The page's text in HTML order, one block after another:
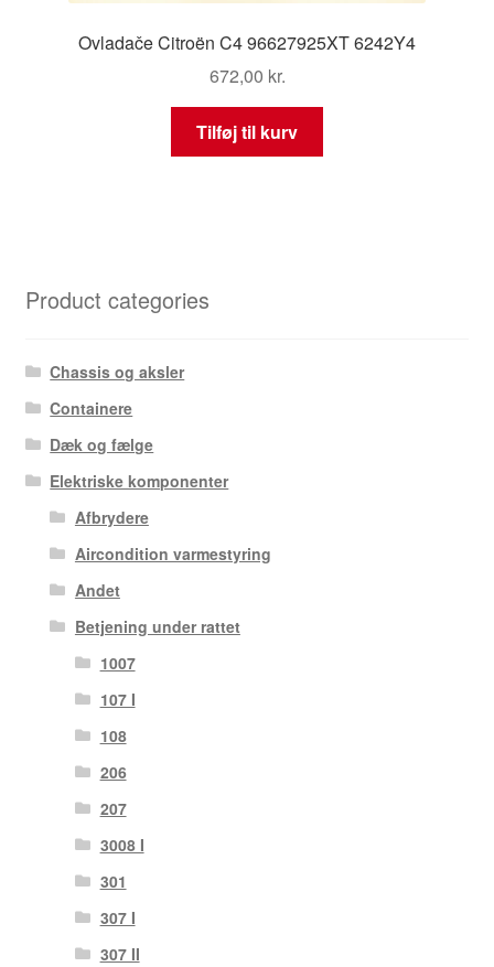
Ovladače Citroën C4 96627925XT 6242Y4
672,00 kr.
Tilføj til kurv
Product categories
Chassis og aksler
Containere
Dæk og fælge
Elektriske komponenter
Afbrydere
Aircondition varmestyring
Andet
Betjening under rattet
1007
107 I
108
206
207
3008 I
301
307 I
307 II